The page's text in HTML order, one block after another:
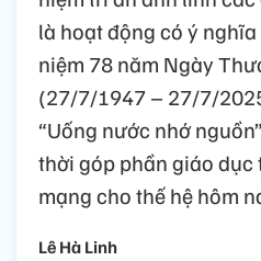
là hoạt động có ý
niệm 78 năm Ngày
(27/7/1947 – 27/7/
“Uống nước nhớ
thời góp phần giáo
mạng cho thế hệ hôm
Lê Hà Linh